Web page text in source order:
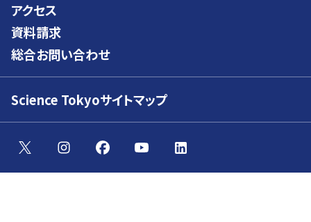
アクセス
資料請求
総合お問い合わせ
Science Tokyoサイトマップ